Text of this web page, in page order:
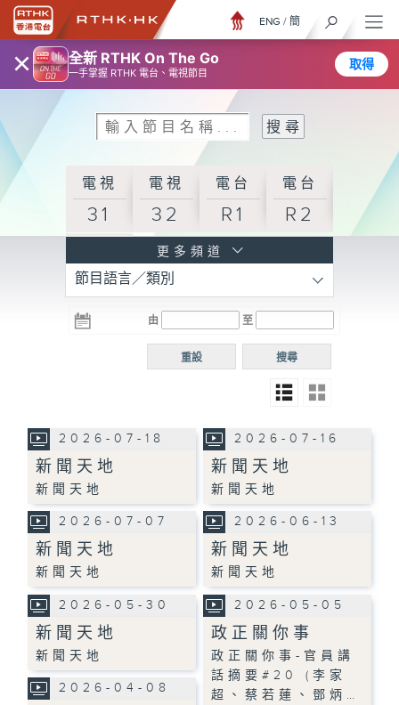
× 全新 RTHK On The Go
一手掌握 RTHK 電台、電視節目
取得
ENG / 簡
電視
31
電視
32
電台
R1
電台
R2
R3
電台 電台
R5
電台
普通
更多頻道
節目語言／類別
由 至
搜尋
重設
2026-07-18
新聞天地
新聞天地
2026-07-16
新聞天地
新聞天地
2026-07-07
新聞天地
新聞天地
2026-06-13
新聞天地
新聞天地
2026-05-30
新聞天地
新聞天地
2026-05-05
政正關你事
政正關你事-官員講
話摘要#20 (李家
超、蔡若蓮、鄧炳…
2026-04-08